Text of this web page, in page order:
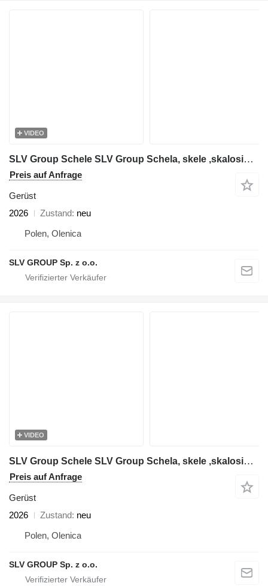
VIDEO
SLV Group Schele SLV Group Schela, skele ,skalosiά,Ponteggio, rusztowanie
Preis auf Anfrage
Gerüst
2026
Zustand neu
Polen, Olenica
SLV GROUP Sp. z o.o.
VIDEO
SLV Group Schele SLV Group Schela, skele ,skalosiά,Ponteggio, rusztowanie
Preis auf Anfrage
Gerüst
2026
Zustand neu
Polen, Olenica
SLV GROUP Sp. z o.o.